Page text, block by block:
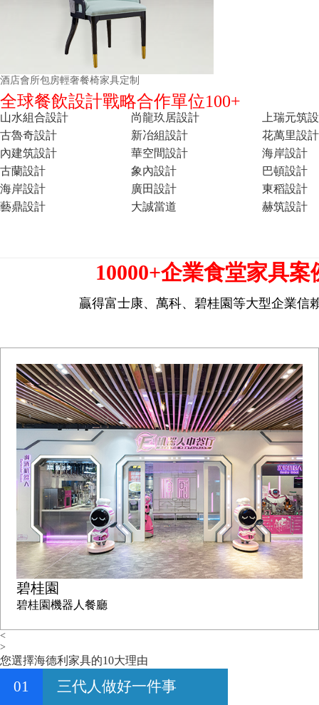
酒店會所包房輕奢餐椅家具定制
全球餐飲設計戰略合作單位100+
山水組合設計 尚龍玖居設計
上瑞元筑
古魯奇設計
新冶組設計
花萬里設計
內建筑設計
華空間設計
海岸設計
古蘭設計
象內設計
巴頓設計
海岸設計
廣田設計
東稻設計
藝鼎設計
大誠當道 赫筑設計
10000+企業食堂家具案
贏得富士康、萬科、碧桂園等大型企業信
碧桂園
碧桂園機器人餐廳
<
>
您選擇海德利家具的10大理由
01 三代人做好一件事